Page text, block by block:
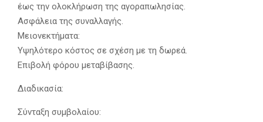
έως την ολοκλήρωση της αγοραπωλησίας.
Ασφάλεια της συναλλαγής.
Μειονεκτήματα:
Υψηλότερο κόστος σε σχέση με τη δωρεά.
Επιβολή φόρου μεταβίβασης.
Διαδικασία:
Σύνταξη συμβολαίου: